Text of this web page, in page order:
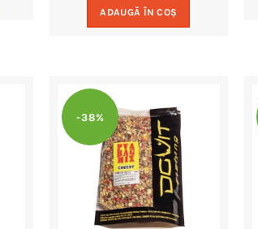
fost:
ADAUGĂ ÎN COȘ
-38%